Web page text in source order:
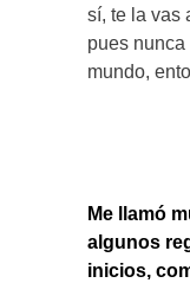
sí, te la vas
pues nunca
mundo,
Me llamó
algunos
inicios,